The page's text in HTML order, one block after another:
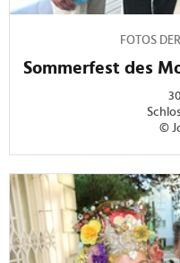
FOTOS
Sommerfest des
©